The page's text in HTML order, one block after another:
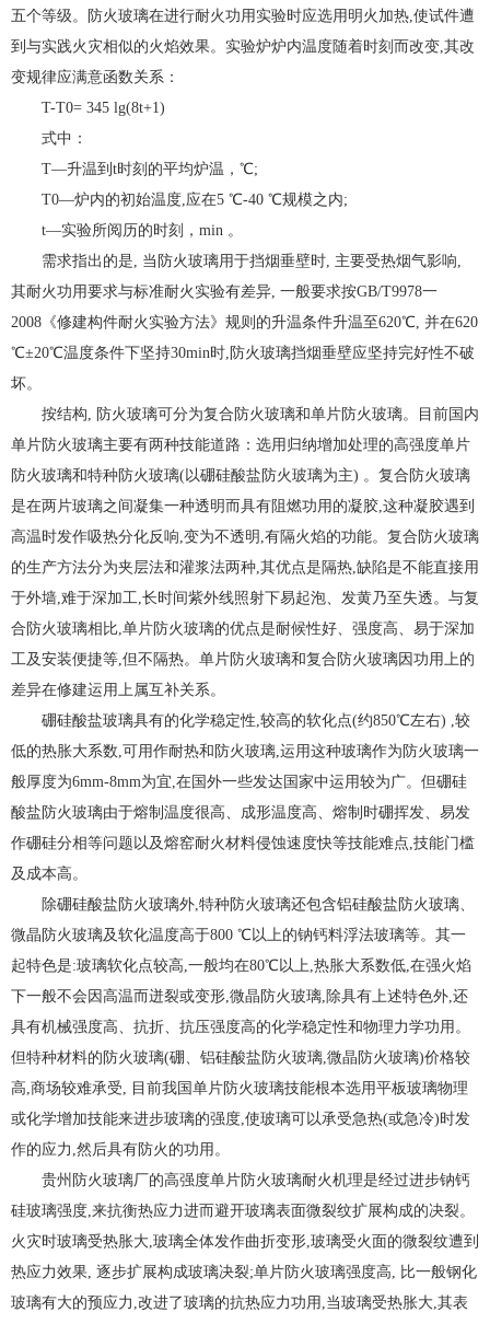
五个等级。防火玻璃在进行耐火功用实验时应选用明火加热,使试件遭
到与实践火灾相似的火焰效果。实验炉炉内温度随着时刻而改变,其改
变规律应满意函数关系：
T-T0= 345 lg(8t+1)
式中：
T—升温到t时刻的平均炉温，℃;
T0—炉内的初始温度,应在5 ℃-40 ℃规模之内;
t—实验所阅历的时刻，min 。
需求指出的是, 当防火玻璃用于挡烟垂壁时, 主要受热烟气影响,
其耐火功用要求与标准耐火实验有差异, 一般要求按GB/T9978一
2008《修建构件耐火实验方法》规则的升温条件升温至620℃, 并在620
℃±20℃温度条件下坚持30min时,防火玻璃挡烟垂壁应坚持完好性不破
坏。
按结构, 防火玻璃可分为复合防火玻璃和单片防火玻璃。目前国内
单片防火玻璃主要有两种技能道路：选用归纳增加处理的高强度单片
防火玻璃和特种防火玻璃(以硼硅酸盐防火玻璃为主) 。复合防火玻璃
是在两片玻璃之间凝集一种透明而具有阻燃功用的凝胶,这种凝胶遇到
高温时发作吸热分化反响,变为不透明,有隔火焰的功能。复合防火玻璃
的生产方法分为夹层法和灌浆法两种,其优点是隔热,缺陷是不能直接用
于外墙,难于深加工,长时间紫外线照射下易起泡、发黄乃至失透。与复
合防火玻璃相比,单片防火玻璃的优点是耐候性好、强度高、易于深加
工及安装便捷等,但不隔热。单片防火玻璃和复合防火玻璃因功用上的
差异在修建运用上属互补关系。
硼硅酸盐玻璃具有的化学稳定性,较高的软化点(约850℃左右) ,较
低的热胀大系数,可用作耐热和防火玻璃,运用这种玻璃作为防火玻璃一
般厚度为6mm-8mm为宜,在国外一些发达国家中运用较为广。但硼硅
酸盐防火玻璃由于熔制温度很高、成形温度高、熔制时硼挥发、易发
作硼硅分相等问题以及熔窑耐火材料侵蚀速度快等技能难点,技能门槛
及成本高。
除硼硅酸盐防火玻璃外,特种防火玻璃还包含铝硅酸盐防火玻璃、
微晶防火玻璃及软化温度高于800 ℃以上的钠钙料浮法玻璃等。其一
起特色是:玻璃软化点较高,一般均在80℃以上,热胀大系数低,在强火焰
下一般不会因高温而迸裂或变形,微晶防火玻璃,除具有上述特色外,还
具有机械强度高、抗折、抗压强度高的化学稳定性和物理力学功用。
但特种材料的防火玻璃(硼、铝硅酸盐防火玻璃,微晶防火玻璃)价格较
高,商场较难承受, 目前我国单片防火玻璃技能根本选用平板玻璃物理
或化学增加技能来进步玻璃的强度,使玻璃可以承受急热(或急冷)时发
作的应力,然后具有防火的功用。
贵州防火玻璃厂的高强度单片防火玻璃耐火机理是经过进步钠钙
硅玻璃强度,来抗衡热应力进而避开玻璃表面微裂纹扩展构成的决裂。
火灾时玻璃受热胀大,玻璃全体发作曲折变形,玻璃受火面的微裂纹遭到
热应力效果, 逐步扩展构成玻璃决裂;单片防火玻璃强度高, 比一般钢化
玻璃有大的预应力,改进了玻璃的抗热应力功用,当玻璃受热胀大,其表